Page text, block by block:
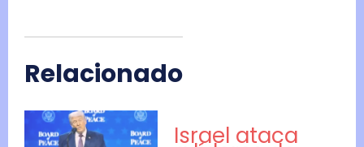
Relacionado
Israel ataca